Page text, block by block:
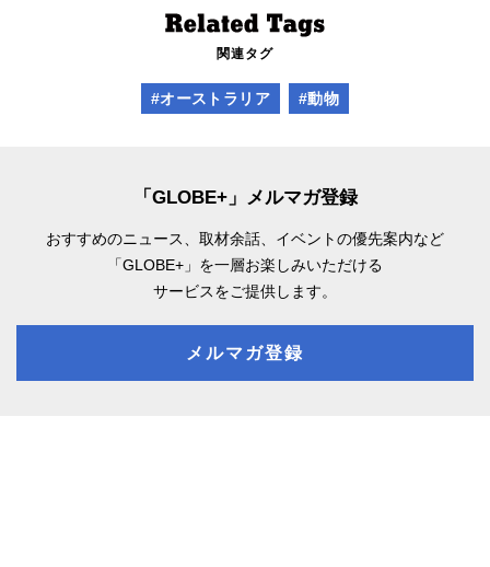
関連タグ
#オーストラリア #動物
「GLOBE+」メルマガ登録
おすすめのニュース、取材余話、 イベントの優先案内など
「GLOBE+」を一層お楽しみいただける
サービスをご提供します。
メルマガ登録